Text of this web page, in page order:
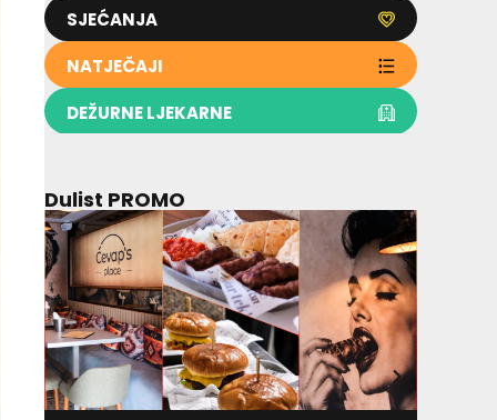
SJEĆANJA
NATJEČAJI
DEŽURNE LJEKARNE
Dulist PROMO